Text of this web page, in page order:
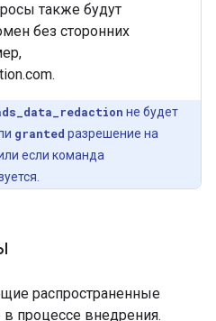
также будут
без сторонних
не будет
granted разрешение на
если команда
распространенные
процессе внедрения.